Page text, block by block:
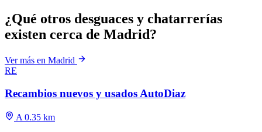
¿Qué otros desguaces y chatarrerías
existen cerca de Madrid?
Ver más en Madrid
RE
Recambios nuevos y usados AutoDiaz
A 0.35 km